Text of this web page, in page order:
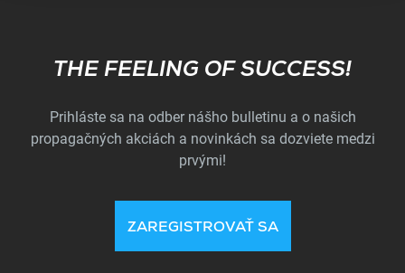
Subscribe
THE FEELING OF SUCCESS!
Prihláste sa na odber nášho bulletinu a o našich
propagačných akciách a novinkách sa dozviete medzi
prvými!
ZAREGISTROVAŤ SA